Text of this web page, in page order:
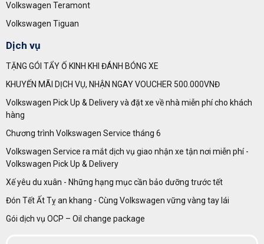
Volkswagen Teramont
Volkswagen Tiguan
Dịch vụ
TẶNG GÓI TẨY Ố KINH KHI ĐÁNH BÓNG XE
KHUYẾN MÃI DỊCH VỤ, NHẬN NGAY VOUCHER 500.000VNĐ
Volkswagen Pick Up & Delivery và đặt xe về nhà miễn phí cho khách
hàng
Chương trình Volkswagen Service tháng 6
Volkswagen Service ra mắt dịch vụ giao nhận xe tận nơi miễn phí -
Volkswagen Pick Up & Delivery
Xế yêu du xuân - Những hạng mục cần bảo dưỡng trước tết
Đón Tết Ất Tỵ an khang - Cùng Volkswagen vững vàng tay lái
Gói dịch vụ OCP – Oil change package